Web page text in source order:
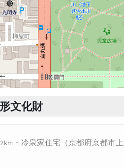
文化財
- 冷泉家住宅（京都府京都市